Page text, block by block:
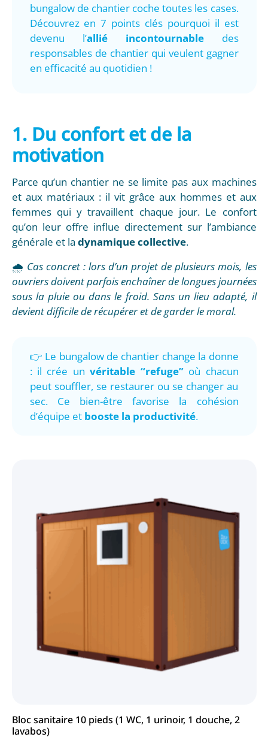
bungalow de chantier coche toutes les cases.
Découvrez en 7 points clés pourquoi il est
devenu l’allié incontournable des
responsables de chantier qui veulent gagner
en efficacité au quotidien !
1. Du confort et de la
motivation
Parce qu’un chantier ne se limite pas aux machines
et aux matériaux : il vit grâce aux hommes et aux
femmes qui y travaillent chaque jour. Le confort
qu’on leur offre influe directement sur l’ambiance
générale et la dynamique collective.
🌧️ Cas concret : lors d’un projet de plusieurs mois, les
ouvriers doivent parfois enchaîner de longues journées
sous la pluie ou dans le froid. Sans un lieu adapté, il
devient difficile de récupérer et de garder le moral.
👉 Le bungalow de chantier change la donne
: il crée unvéritable “refuge”où chacun
peut souffler, se restaurer ou se changer au
sec. Ce bien-être favorise la cohésion
d’équipe et booste la productivité.
Bloc sanitaire 10 pieds (1 WC, 1 urinoir, 1 douche, 2
lavabos)